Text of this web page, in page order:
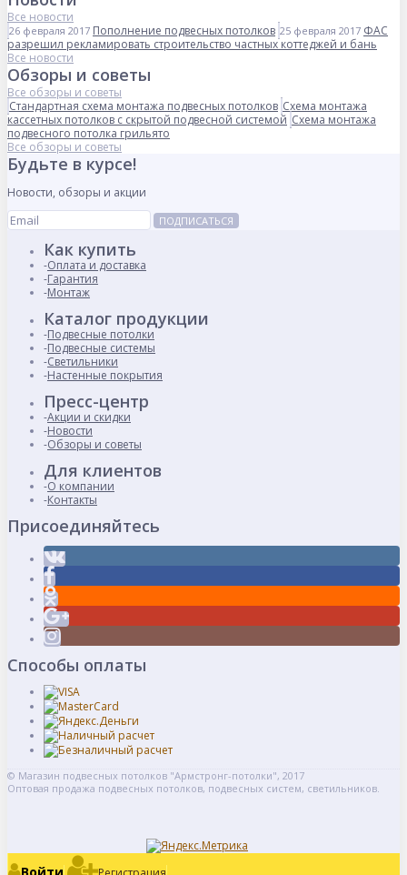
Все новости
26 февраля 2017 Пополнение подвесных потолков 25 февраля 2017 ФАС
разрешил рекламировать строительство частных коттеджей и бань
Все новости
Обзоры и советы
Все обзоры и советы
Стандартная схема монтажа подвесных потолков Схема монтажа
кассетных потолков с скрытой подвесной системой Схема монтажа
подвесного потолка грильято
Все обзоры и советы
Будьте в курсе!
Новости, обзоры и акции
ПОДПИСАТЬСЯ
Как купить
Оплата и доставка
Гарантия
Монтаж
Каталог продукции
Подвесные потолки
Подвесные системы
Светильники
Настенные покрытия
Пресс-центр
Акции и скидки
Новости
Обзоры и советы
Для клиентов
О компании
Контакты
Присоединяйтесь
Способы оплаты
© Магазин подвесных потолков "Армстронг-потолки", 2017
Оптовая продажа подвесных потолков, подвесных систем, светильников.